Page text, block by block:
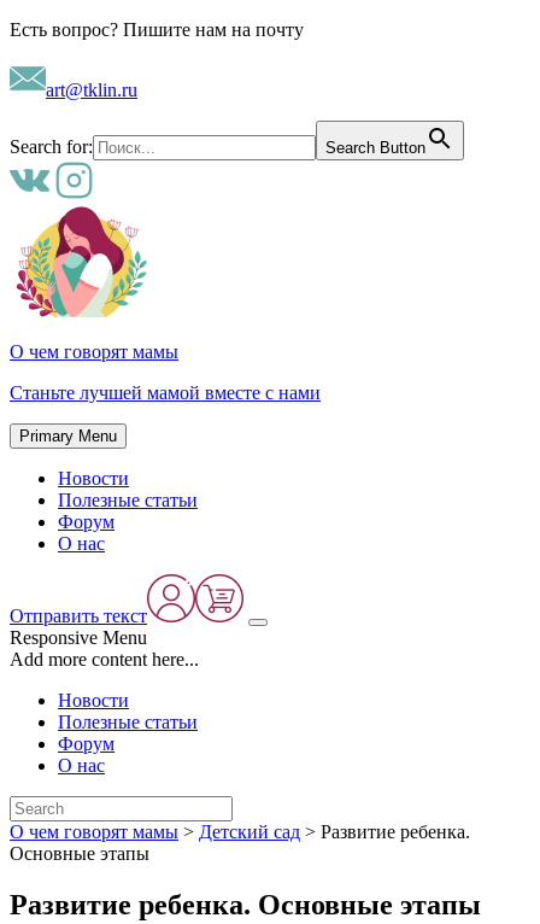
Skip
content
Есть вопрос? Пишите нам на почту
art@tklin.ru
Search for: Search Button
О чем говорят мамы
Станьте лучшей мамой вместе с нами
Primary Menu
Новости
Полезные статьи
Форум
О нас
Отправить текст
Responsive Menu
Add more content here...
Новости
Полезные статьи
Форум
О нас
О чем говорят мамы > Детский сад > Развитие ребенка.
Основные этапы
Развитие ребенка. Основные этапы